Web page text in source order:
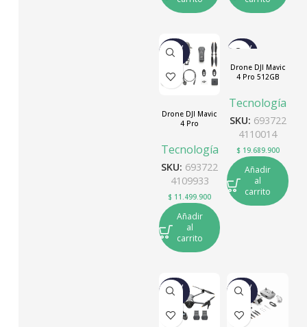
NUEV
O
Drone DJI Mavic
4 Pro
Tecnología
SKU: 693722
4109933
$ 11.499.900
Añadir
al
carrito
NUEV
Drone DJI Mavic
4 Pro 512GB
Tecnología
SKU: 693722
4110014
$19.689.900
Añadir
al
carrito
NUEV
O
NUEV
O